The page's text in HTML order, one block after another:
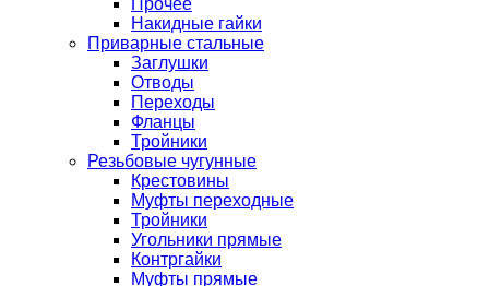
Накидные гайки
Приварные стальные
Заглушки
Отводы
Переходы
Фланцы
Тройники
Резьбовые чугунные
Крестовины
Муфты переходные
Тройники
Угольники прямые
Контргайки
Муфты прямые